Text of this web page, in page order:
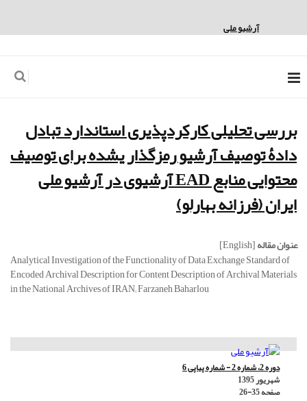
آرشیو ملی
بررسی تحلیلی کارکردپذیری استاندارد تبادل
دادۀ توصیف آرشیو رمزگذار یشده برای توصیف
محتوایی منابع EAD آرشیوی در آرشیو ملی
ایران (فرزانه بهارلو)
عنوان مقاله[English]
Analytical Investigation of the Functionality of Data Exchange Standard of
Encoded Archival Description for Content Description of Archival Materials
in the National Archives of IRAN; Farzaneh Baharlou
دوره 2، شماره 2 - شماره پیاپی 6
شهریور 1395
صفحه26-35